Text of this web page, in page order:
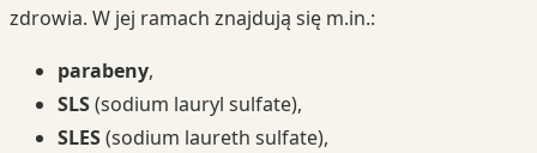
zdrowia. W jej ramach znajdują się m.in.:
parabeny,
SLS(sodium lauryl sulfate),
SLES(sodium laureth sulfate),